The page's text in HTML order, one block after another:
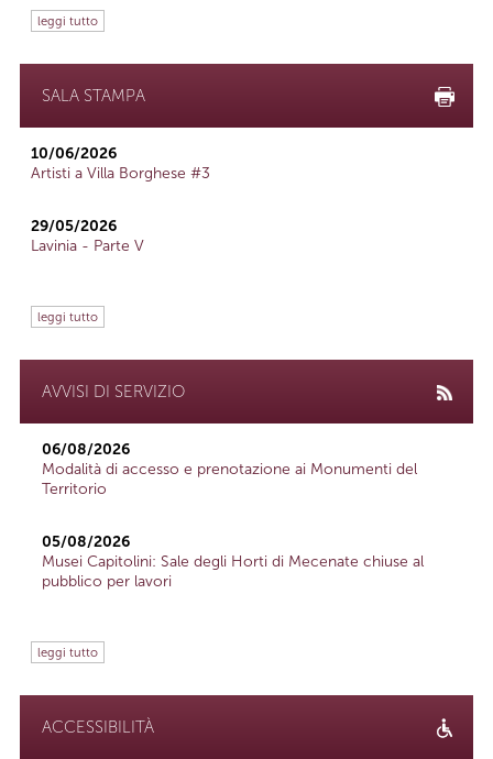
leggi tutto
SALA STAMPA
10/06/2026
Artisti a Villa Borghese #3
29/05/2026
Lavinia - Parte V
leggi tutto
AVVISI DI SERVIZIO
06/08/2026
Modalità di accesso e prenotazione ai Monumenti del
Territorio
05/08/2026
Musei Capitolini: Sale degli Horti di Mecenate chiuse al
pubblico per lavori
leggi tutto
ACCESSIBILITÀ